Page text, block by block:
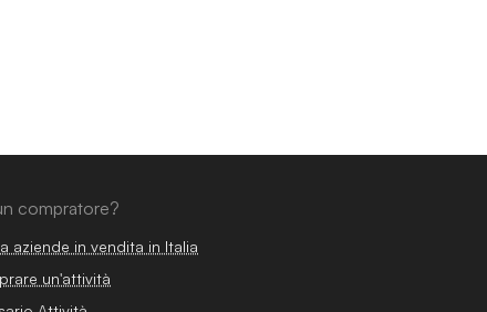
compratore?
aziende in vendita in Italia
un'attività